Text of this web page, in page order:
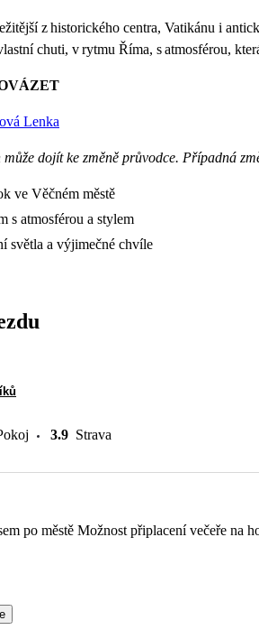
z historického centra, Vatikánu i
chuti, v rytmu Říma, s atmosférou,
Lenka
dojít ke změně průvodce. Případná
ve Věčném městě
s atmosférou a stylem
světla a výjimečné chvíle
3.9 Strava
Okružní jízda autobusem po městě Možnost připlacení večeře